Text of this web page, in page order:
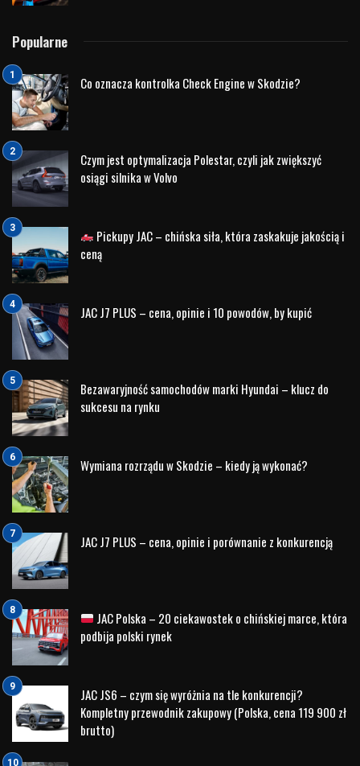
Popularne
Co oznacza kontrolka Check Engine w Skodzie?
Czym jest optymalizacja Polestar, czyli jak zwiększyć
osiągi silnika w Volvo
Pickupy JAC – chińska siła, która zaskakuje jakością i
ceną
JAC J7 PLUS – cena, opinie i 10 powodów, by kupić
Bezawaryjność samochodów marki Hyundai – klucz do
sukcesu na rynku
Wymiana rozrządu w Skodzie – kiedy ją wykonać?
JAC J7 PLUS – cena, opinie i porównanie z konkurencją
JAC Polska – 20 ciekawostek o chińskiej marce, która
podbija polski rynek
JAC JS6 – czym się wyróżnia na tle konkurencji?
Kompletny przewodnik zakupowy (Polska, cena 119 900 zł
brutto)